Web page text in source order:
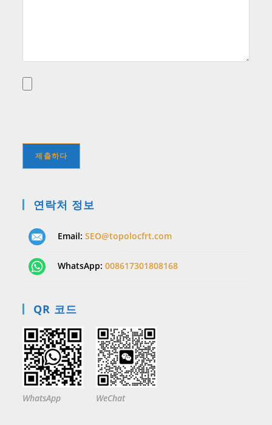
연락처 정보
Email:SEO@topolocfrt.com
WhatsApp:008617301808168
QR 코드
WhatsApp WeChat